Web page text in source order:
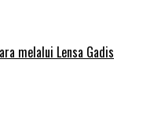
melalui Lensa Gadis